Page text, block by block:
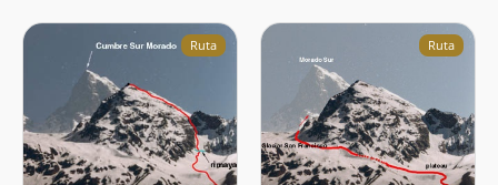
Ruta Ruta